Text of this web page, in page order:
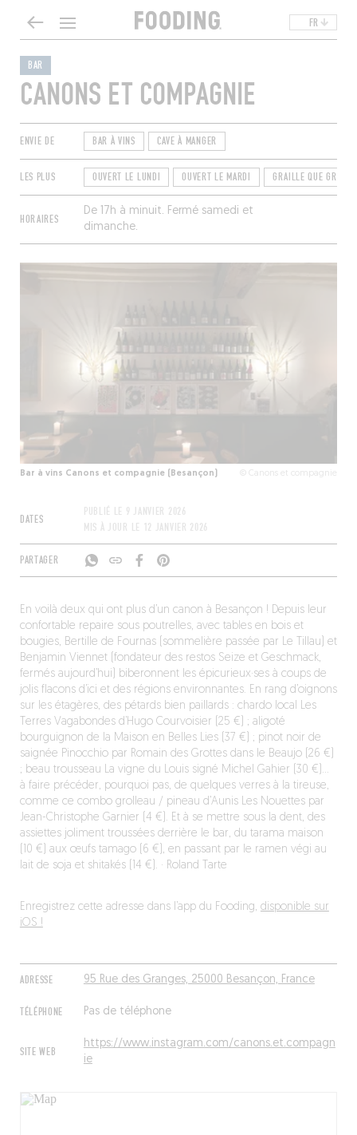
FR
BAR
CANONS ET COMPAGNIE
ENVIE DE BAR À VINS CAVE À MANGER
LES PLUS OUVERT LE LUNDI OUVERT LE MARDI GRAILLE QUE
HORAIRES
De 17h à minuit. Fermé samedi et
dimanche.
Bar à vins Canons et compagnie (Besançon) © Canons et compagnie
DATES
PUBLIÉ LE 9 JANVIER 2026
MIS À JOUR LE
12 JANVIER 2026
PARTAGER
ADRESSE 95 Rue des Granges, 25000 Besançon, France
TÉLÉPHONE Pas de téléphone
SITE WEB
https://www.instagram.com/canons.et.compagn
ie
En voilà deux qui ont plus d’un canon à Besançon ! Depuis leur
confortable repaire sous poutrelles, avec tables en bois et
bougies, Bertille de Fournas (sommelière passée par Le Tillau) et
Benjamin Viennet (fondateur des restos Seize et Geschmack,
fermés aujourd’hui) biberonnent les épicurieux·ses à coups de
jolis flacons d’ici et des régions environnantes. En rang d’oignons
sur les étagères, des pétards bien paillards : chardo local Les
Terres Vagabondes d’Hugo Courvoisier (25 €) ; aligoté
bourguignon de la Maison en Belles Lies (37 €) ; pinot noir de
saignée Pinocchio par Romain des Grottes dans le Beaujo (26 €)
; beau trousseau La vigne du Louis signé Michel Gahier (30 €)…
à faire précéder, pourquoi pas, de quelques verres à la tireuse,
comme ce combo grolleau / pineau d’Aunis Les Nouettes par
Jean-Christophe Garnier (4 €). Et à se mettre sous la dent, des
assiettes joliment troussées derrière le bar, du tarama maison
(10 €) aux œufs tamago (6 €), en passant par le ramen végi au
lait de soja et shitakés (14 €). · Roland Tarte
Enregistrez cette adresse dans l’app du Fooding, disponible sur
iOS !